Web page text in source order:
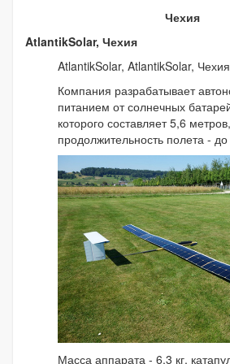
Чехия
AtlantikSolar, Чехия
AtlantikSolar, AtlantikSolar, Чехия
Компания разрабатывает
питанием от солнечных
которого составляет 5,6
продолжительность полета -
Масса аппарата - 6,3 кг,